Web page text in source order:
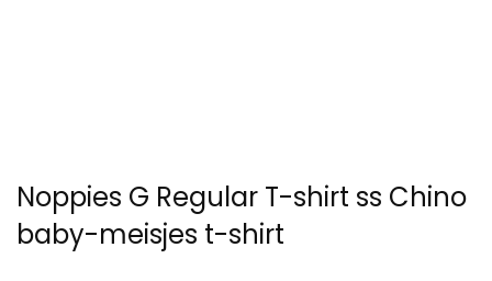
Noppies G Regular T-shirt ss Chino
baby-meisjes t-shirt